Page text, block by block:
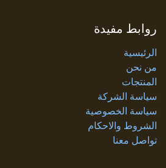
روابط مفيدة
الرئيسية
من نحن
المنتجات
سياسة الشركة
سياسة الخصوصية
الشروط والاحكام
تواصل معنا